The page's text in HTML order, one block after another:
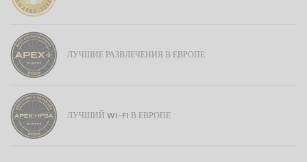
ЛУЧШИЕ РАЗВЛЕЧЕНИЯ В ЕВРОПЕ
ЛУЧШИЙ WI-FI В ЕВРОПЕ